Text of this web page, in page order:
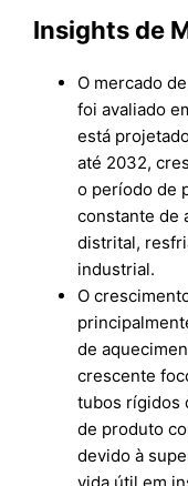
Insights de
O mercado
foi avaliado
está
até 2032,
o período de
constante de
distrital,
industrial.
O
de
crescente
tubos rígidos
de produto
devido à